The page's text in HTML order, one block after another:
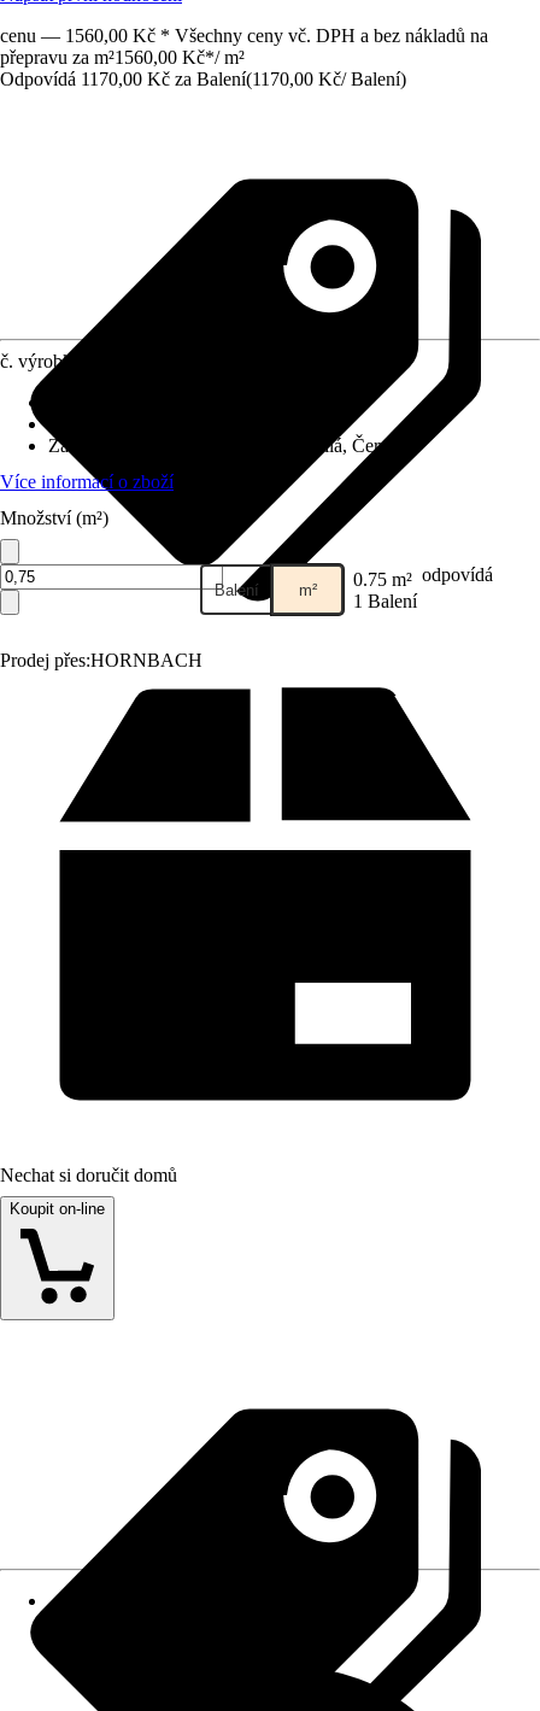
cenu — 1560,00 Kč * Všechny ceny vč. DPH a bez nákladů na
přepravu za m²1560,00 Kč*/ m²
Odpovídá 1170,00 Kč za Balení(1170,00 Kč/ Balení)
Prodej přes:HORNBACH
č. výrobku
Základní barva
Přírodní, Béžová, Bílá, Červená
Více informací o zboží
Množství (m²)
Balení m² 0.75 m² odpovídá
1 Balení
Nechat si doručit domů
Koupit on-line